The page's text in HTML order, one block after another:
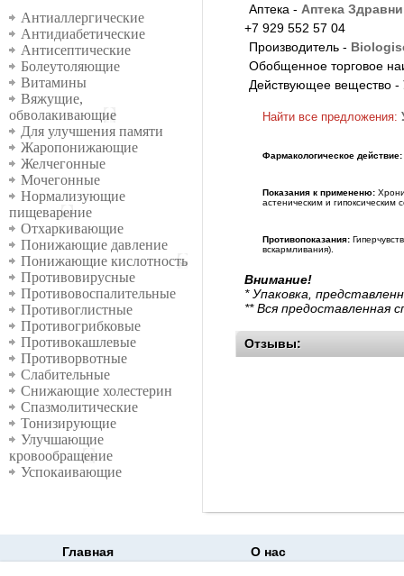
Группы
Антиаллергические
Антидиабетические
Антисептические
Болеутоляющие
Витамины
Вяжущие,
обволакивающие
Для улучшения памяти
Жаропонижающие
Желчегонные
Мочегонные
Нормализующие
пищеварение
Отхаркивающие
Понижающие давление
Понижающие кислотность
Противовирусные
Противовоспалительные
Противоглистные
Противогрибковые
Противокашлевые
Противорвотные
Слабительные
Снижающие холестерин
Спазмолитические
Тонизирующие
Улучшающие
кровообращение
Успокаивающие
Аптека - Аптека
+7 929 552 57 04
Производитель -
Обобщенное торговое
Действующее вещество -
Найти все предложения:
Фармакологическое действие:
Показания к примененю:
астеническим и гипоксическим
Противопоказания:
вскармливания).
Внимание!
* Упаковка,
** Вся предоставленная
Отзывы:
Главная О нас